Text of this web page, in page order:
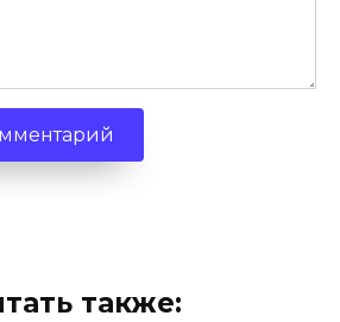
также: